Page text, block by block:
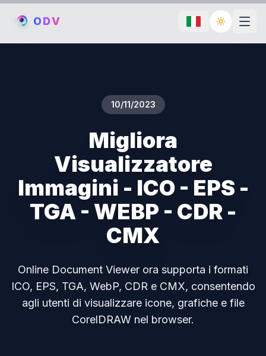
ODV Toggle
10/11/2023
Migliora
Visualizzatore
Immagini - ICO - EPS -
TGA - WEBP - CDR -
CMX
Online Document Viewer ora supporta i formati
ICO, EPS, TGA, WebP, CDR e CMX, consentendo
agli utenti di visualizzare icone, grafiche e file
CorelDRAW nel browser.